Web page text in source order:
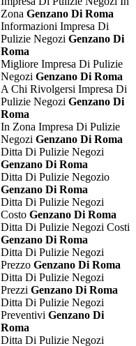
ZonaGenzano Di Roma
Informazioni Impresa Di
Pulizie NegoziGenzano Di
Roma
Migliore Impresa Di Pulizie
NegoziGenzano Di Roma
A Chi Rivolgersi Impresa Di
Pulizie NegoziGenzano Di
Roma
In Zona Impresa Di Pulizie
NegoziGenzano Di Roma
Ditta Di Pulizie Negozi
Genzano Di Roma
Ditta Di Pulizie Negozio
Genzano Di Roma
Ditta Di Pulizie Negozi
CostoGenzano Di Roma
Ditta Di Pulizie Negozi Costi
Genzano Di Roma
Ditta Di Pulizie Negozi
PrezzoGenzano Di Roma
Ditta Di Pulizie Negozi
PrezziGenzano Di Roma
Ditta Di Pulizie Negozi
PreventiviGenzano Di
Roma
Ditta Di Pulizie Negozi